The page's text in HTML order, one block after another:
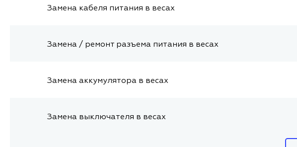
Замена кабеля питания в весах
Замена / ремонт разъема питания в весах
Замена аккумулятора в весах
Замена выключателя в весах